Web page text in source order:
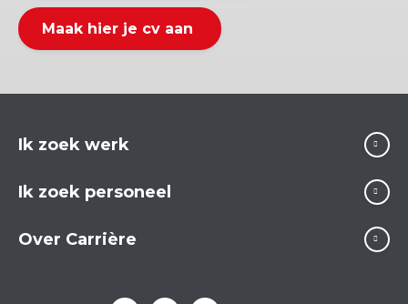
Maak hier je cv aan
Ik zoek werk
Ik zoek personeel
Over Carrière